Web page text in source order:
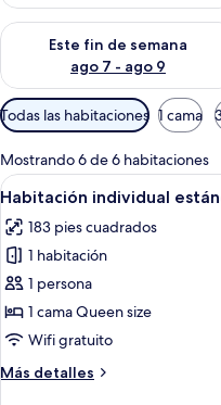
Este fin de semana
ago 7 - ago 9
Consulta la disponibilidad
Filtros
disponibles
para
las
habitaciones
Todas las habitaciones 1 cama
Mostrando 6 de 6 habitaciones
Abrir
todas
las
fotos
de
Habitación
individual
1
4
Habitación individual
183 pies cuadrados
1 habitación
1 persona
1 cama Queen size
Wifi gratuito
Más detalles
Más